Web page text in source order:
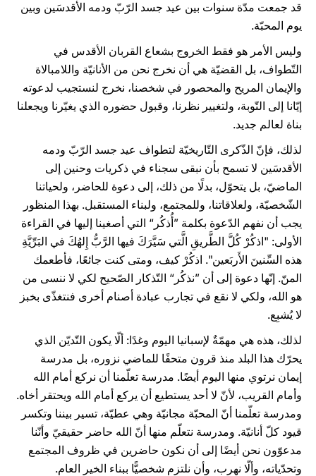
قد جمعت مدّة سنوات بين عيد جسد الرّبّ ودمه الأقدسَين وبين
يوم المحبّة.
وليس الأمر هو فقط الخروج بشعاع القربان الأقدس في
التّطواف، بل القضيّة هي أن نخرج نحن من الأنانيّة واللامبالاة
والإيمان المريح والمحصور في شخصنا، نخرج لنستجيب لدعوته
إيّانا إلى التّوبة، ولتغيير نظرنا، وقبول حضوره الذي يغيّرنا ويجعلنا
بناة لعالم جديد.
لذلك، فإنّ الذّكرى التّاريخيّة لتطواف عيد جسد الرّبّ ودمه
الأقدسَين لا تسمح بأن نبقى سجناء في ذكريات وحنين إلى
الماضيّ، بل يتحوّل، بدلًا من ذلك، إلى دعوة للحاضر، ولحياتنا
الشّخصيّة، ولعلاقاتنا، وللمجتمع، ولبناء المستقبل. بهذا المنظور
يجب أن نفهم الدّعوة بكلمة ”أُذكُر“ التي أصغينا إليها في القراءة
الأولى: "اذكُرْ كُلَّ الطَّريقِ الَّتي سَيَّرَكَ فيها الرَّبُّ إِلهُكَ في البَرِّيَّةِ
هذه السِّنينَ الأَربَعين". اذكُرْ كيف، ومتى كنت جائعًا، فأطعمك
المنّ. إنّها دعوة إلى أن ”نذكُر“ التّذكار الصّحيح لكي لا ننسى من
هو الله، ولكي لا نقع في تجارب عبادة أصنام أخرى فنتغذّى بخبز
لا يُشبِع.
لذلك، هذه هي مهمّةٌ لإسبانيا اليوم وغدًا: ألّا يكون التّديّن الذي
يحرّك هذا البلد منذ قرون متحفًا للماضي نزوره، بل مدرسة
إيمان نرتوي منها اليوم أيضًا. مدرسة تعلّمنا أن نركع أمام الله
وأمام القريب، لأنّ لا أحد يستطيع أن يركع أمام الله ويحتقر أخاه.
ومدرسة تعلّمنا أنّ المحبّة مجانيّة وهي عطيّة، تسير بيننا وتكسر
قيود كلّ أنانيّة. ومدرسة نتعلّم منها أنّ الله حاضر حقيقيّ وأنّنا
مدعوّون نحن أيضًا إلى أن نكون حاضرين في ظروف المجتمع
وتحدّياته، وألّا نهرب، وأن نلتزم شخصيًّا ببناء الخير العام.